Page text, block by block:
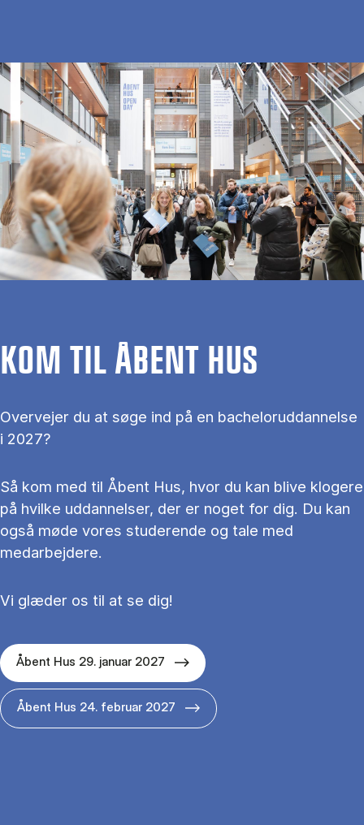
KOM TIL ÅBENT HUS
Overvejer du at søge ind på en bacheloruddannelse
i 2027?
Så kom med til Åbent Hus, hvor du kan blive klogere
på hvilke uddannelser, der er noget for dig. Du kan
også møde vores studerende og tale med
medarbejdere.
Vi glæder os til at se dig!
Åbent Hus 29. januar 2027
Åbent Hus 24. februar 2027